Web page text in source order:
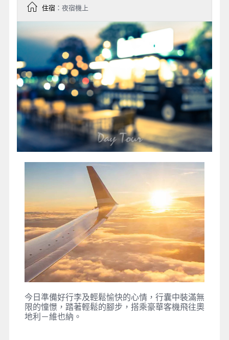
住宿：夜宿機上
今日準備好行李及輕鬆愉快的心情，行囊中裝滿無
限的憧憬，踏著輕鬆的腳步，搭乘豪華客機飛往奧
地利－維也納。